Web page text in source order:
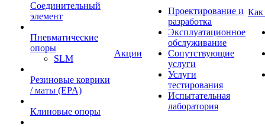
Cоединительный
элемент
Пневматические
опоры
SLM
Резиновые коврики
/ маты (EPA)
Клиновые опоры
Акции
Проектирование и
разработка
Эксплуатационное
обслуживание
Сопутствующие
услуги
Услуги
тестирования
Испытательная
лаборатория
Как